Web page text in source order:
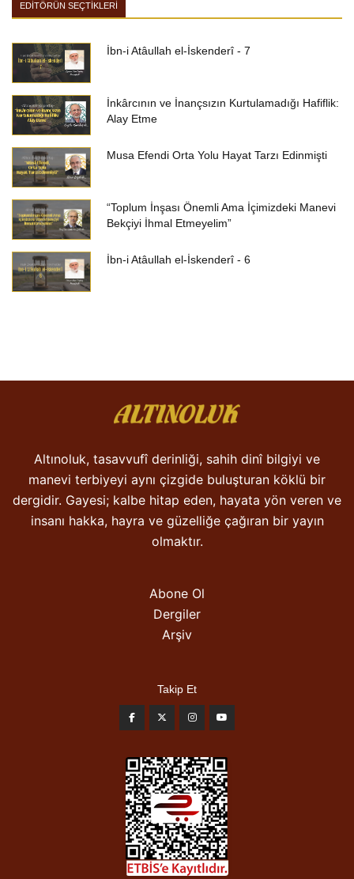
EDİTÖRÜN SEÇTİKLERİ
İbn-i Atâullah el-İskenderî - 7
İnkârcının ve İnançsızın Kurtulamadığı Hafiflik:
Alay Etme
Musa Efendi Orta Yolu Hayat Tarzı Edinmişti
“Toplum İnşası Önemli Ama İçimizdeki Manevi
Bekçiyi İhmal Etmeyelim”
İbn-i Atâullah el-İskenderî - 6
Altınoluk, tasavvufî derinliği, sahih dinî bilgiyi ve
manevi terbiyeyi aynı çizgide buluşturan köklü bir
dergidir. Gayesi; kalbe hitap eden, hayata yön veren ve
insanı hakka, hayra ve güzelliğe çağıran bir yayın
olmaktır.
Abone Ol
Dergiler
Arşiv
Takip Et